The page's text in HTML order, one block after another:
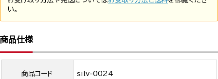
い。
商品仕様
商品コード silv-0024